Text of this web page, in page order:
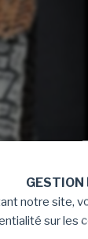
GESTION
notre site,
sur les